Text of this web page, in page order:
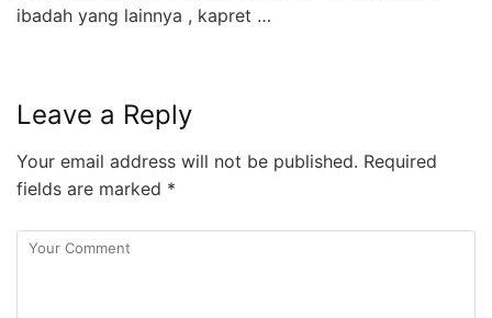
ibadah yang lainnya , kapret …
Leave a Reply
Your email address will not be published. Required
fields are marked *